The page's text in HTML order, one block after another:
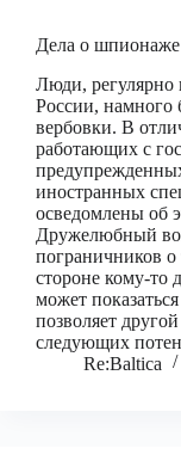
Дела о
Люди, регулярно
России, намного
вербовки. В
работающих с
иностранных
осведомлены об
Дружелюбный
пограничников
стороне кому-то
может
позволяет
следующих
Re:Baltica